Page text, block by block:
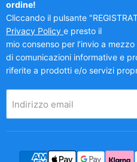
ordine!
Cliccando il pulsante
Privacy Policy e presto il
mio consenso per l’invio a
di comunicazioni informative e
riferite a prodotti e/o servizi
Indirizzo email